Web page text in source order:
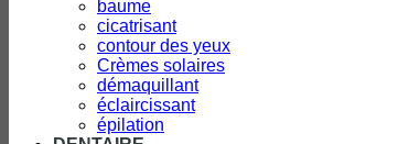
baume
cicatrisant
contour des yeux
Crèmes solaires
démaquillant
éclaircissant
épilation